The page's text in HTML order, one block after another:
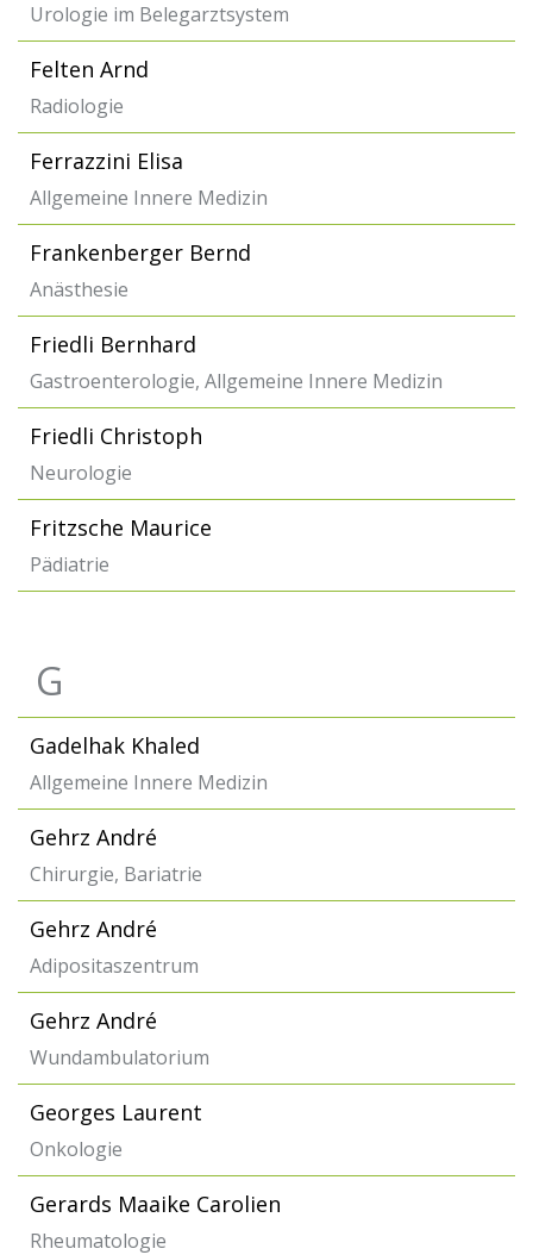
Urologie im Belegarztsystem
Felten Arnd
Radiologie
Ferrazzini Elisa
Allgemeine Innere Medizin
Frankenberger Bernd
Anästhesie
Friedli Bernhard
Gastroenterologie, Allgemeine Innere Medizin
Friedli Christoph
Neurologie
Fritzsche Maurice
Pädiatrie
G
Gadelhak Khaled
Allgemeine Innere Medizin
Gehrz André
Chirurgie, Bariatrie
Gehrz André
Adipositaszentrum
Gehrz André
Wundambulatorium
Georges Laurent
Onkologie
Gerards Maaike Carolien
Rheumatologie